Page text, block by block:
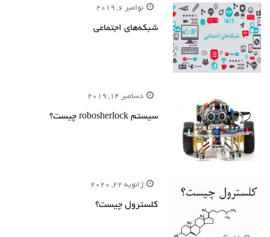
نوامبر 6, 2019
شبکه‌های اجتماعی
دسامبر 14, 2019
سیستم robosherlock چیست؟
ژانویه 22, 2020
کلسترول چیست؟